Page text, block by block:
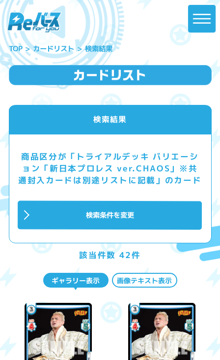
TOP カードリスト 検索結果
検索結果
商品区分が「トライアルデッキ バリエーシ
ョン「新日本プロレス ver.CHAOS」※共
通封入カードは別途リストに記載」のカード
検索条件を変更
該当件数 42件
ギャラリー表示 画像テキスト表示